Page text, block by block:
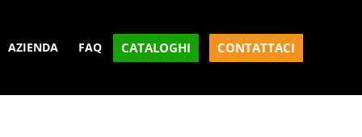
AZIENDA FAQ CATALOGHI CONTATTACI